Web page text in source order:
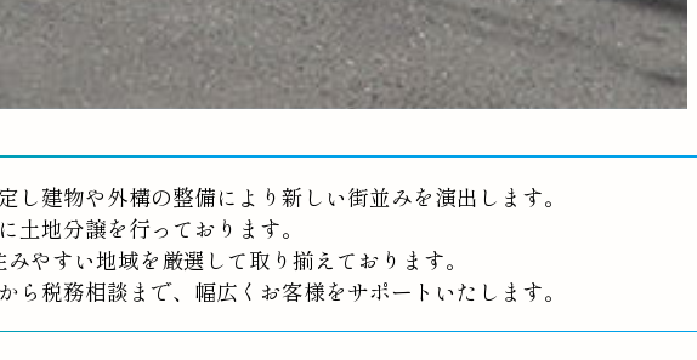
建物や外構の整備により新しい街並みを演出します。
土地分譲を行っております。
やすい地域を厳選して取り揃えております。
税務相談まで、幅広くお客様をサポートいたします。